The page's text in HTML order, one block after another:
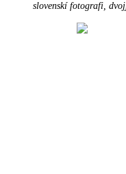
slovenskí fotografi,